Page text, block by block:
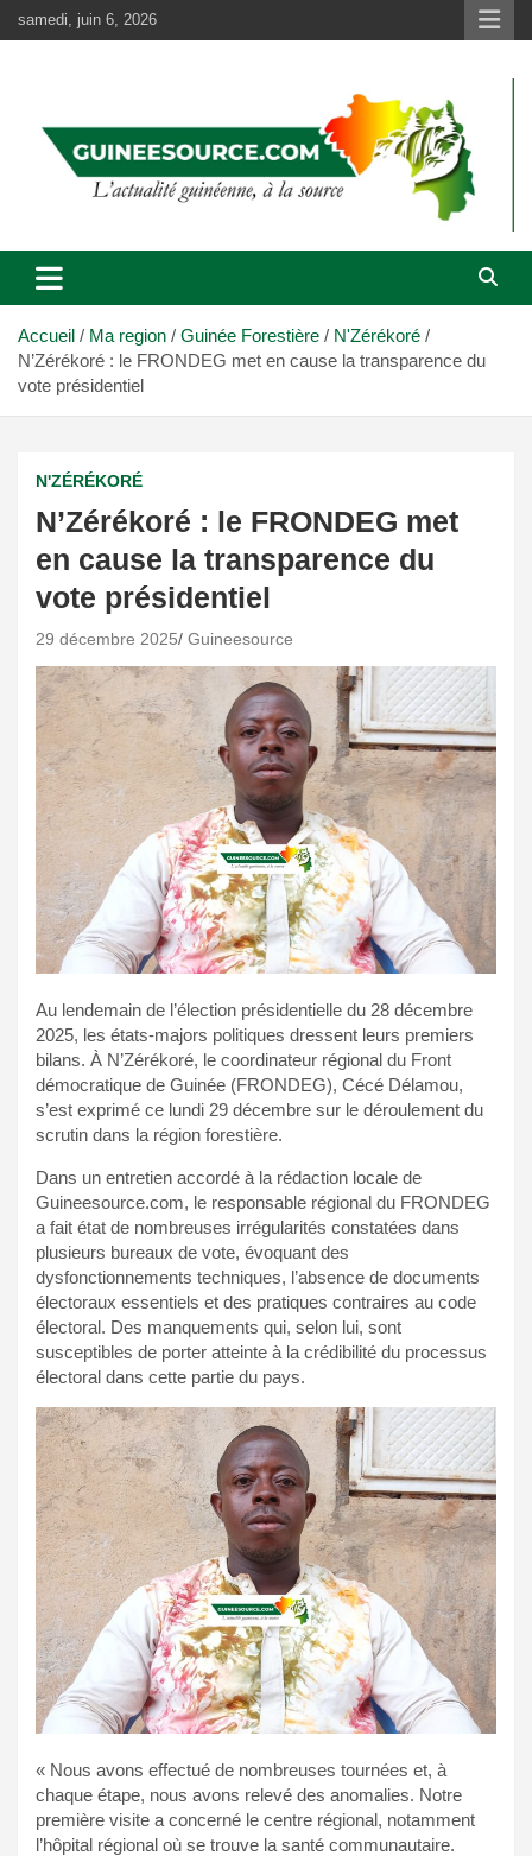
au
samedi, juin 6, 2026
Accueil Ma region Guinée Forestière
N'Zérékoré
N’Zérékoré : le FRONDEG met en cause la transparence du
vote présidentiel
N'ZÉRÉKORÉ
N’Zérékoré : le FRONDEG met
en cause la transparence du
vote présidentiel
29 décembre 2025 Guineesource
Au lendemain de l’élection présidentielle du 28 décembre
2025, les états-majors politiques dressent leurs premiers
bilans. À N’Zérékoré, le coordinateur régional du Front
démocratique de Guinée (FRONDEG), Cécé Délamou,
s’est exprimé ce lundi 29 décembre sur le déroulement du
scrutin dans la région forestière.
Dans un entretien accordé à la rédaction locale de
Guineesource.com, le responsable régional du FRONDEG
a fait état de nombreuses irrégularités constatées dans
plusieurs bureaux de vote, évoquant des
dysfonctionnements techniques, l’absence de documents
électoraux essentiels et des pratiques contraires au code
électoral. Des manquements qui, selon lui, sont
susceptibles de porter atteinte à la crédibilité du processus
électoral dans cette partie du pays.
« Nous avons effectué de nombreuses tournées et, à
chaque étape, nous avons relevé des anomalies. Notre
première visite a concerné le centre régional, notamment
l’hôpital régional où se trouve la santé communautaire.